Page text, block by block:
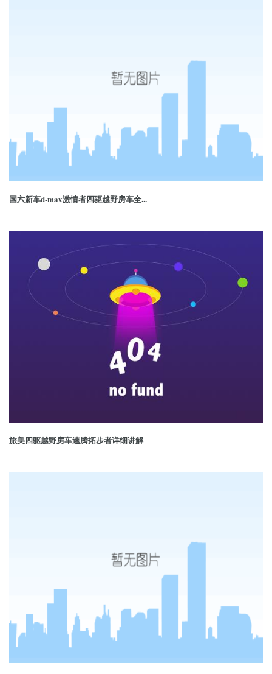
国六新车d-max激情者四驱越野房车全...
旅美四驱越野房车速腾拓步者详细讲解